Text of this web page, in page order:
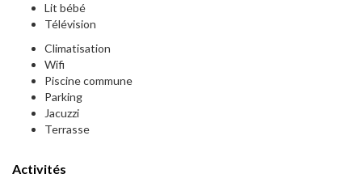
Lit bébé
Télévision
Climatisation
Wifi
Piscine commune
Parking
Jacuzzi
Terrasse
Activités